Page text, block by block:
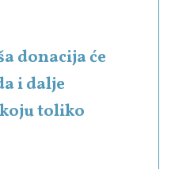
donacija će
i dalje
toliko